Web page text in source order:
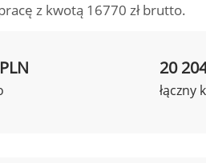
z kwotą 16770 zł brutto.
20
łączny